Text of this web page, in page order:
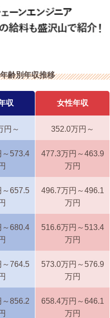
齢別年収推移
収 女性年収
円～ 352.0万円～
～573.4
477.3万円～463.9
万円
～657.5
496.7万円～496.1
万円
～680.4
516.6万円～513.4
万円
764.5
573.0万円～576.9
万円
856.2
658.4万円～646.1
万円